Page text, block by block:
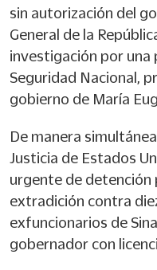
sin autorización del
General de la
investigación por una
Seguridad Nacional,
gobierno de María
De manera
Justicia de Estados
urgente de detención
extradición contra
exfuncionarios de
gobernador con